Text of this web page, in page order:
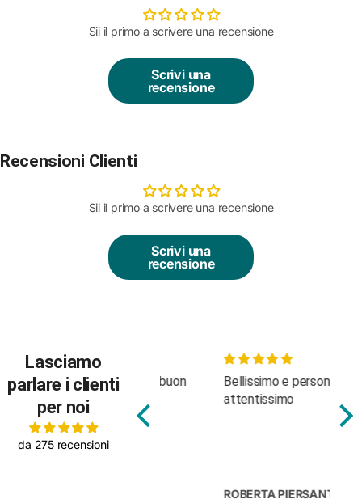
Sii il primo a scrivere una recensione
Scrivi una
recensione
Recensioni Clienti
Sii il primo a scrivere una recensione
Scrivi una
recensione
Lasciamo
parlare i clienti
per noi
da 275 recensioni
Body molto carino, buon
tessuto
Bellissimo e personale
attentissimo
ROBERTA PIERSANTI